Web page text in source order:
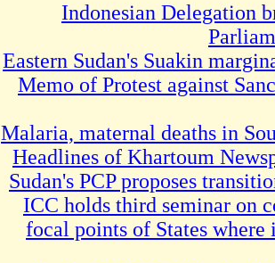
Indonesian Delegation
Eastern Sudan's Suakin
Memo of Protest against
Malaria, maternal deaths in
Headlines of Khartoum
Sudan's PCP proposes
ICC holds third seminar on
focal points of States where